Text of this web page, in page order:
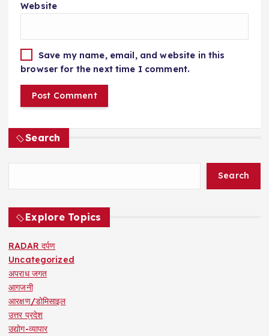
Website
Save my name, email, and website in this
browser for the next time I comment.
Search
Search
Explore Topics
RADAR दर्पण
Uncategorized
अपराध जगत
आगजनी
आरक्षण/डोमिसाइल
उत्तर प्रदेश
उद्योग-व्यापार